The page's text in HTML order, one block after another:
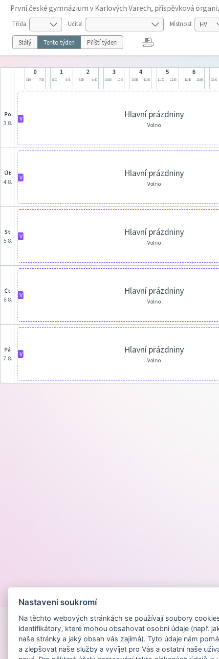
První české gymnázium v Karlových Varech, příspěvková
Třída Učitel Místnost
Stálý Tento týden Příští týden
0
7:10 7:55
1
8:00 8:45
2
8:55 9:40
3
10:00 10:45
4
10:55 11:40
5
11:50 12:35
6
12:45 13:30 13:40
po
3.8.
V Hlavní prázdniny
Volno
út
4.8.
V Hlavní prázdniny
Volno
st
5.8.
V Hlavní prázdniny
Volno
čt
6.8.
V Hlavní prázdniny
Volno
pá
7.8.
V Hlavní prázdniny
Volno
Nastavení soukromí
Na těchto webových stránkách se používají soubory
identifikátory, které mohou obsahovat osobní údaje (např.
naše stránky a jaký obsah vás zajímá). Tyto údaje nám
a zlepšovat naše služby a vyvíjet pro Vás a ostatní naše